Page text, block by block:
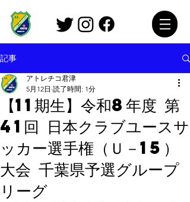
記事
【11期生】令和8年度 第
41回 日本クラブユースサ
ッカー選手権（Ｕ－15）
大会 千葉県予選グループ
リーグ
アトレチコ君津
5月12日 読了時間: 1分